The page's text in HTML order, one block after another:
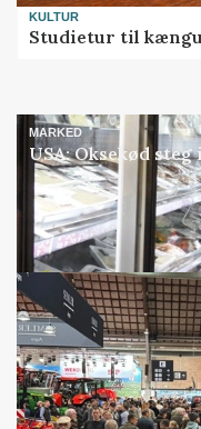
KULTUR
Studietur til
MARKED
USA: Oksekød